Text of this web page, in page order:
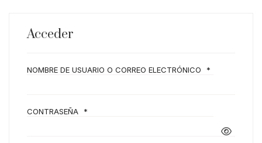
Acceder
NOMBRE DE USUARIO O CORREO ELECTRÓNICO *
OBLIGATORIO
CONTRASEÑA *
OBLIGATORIO